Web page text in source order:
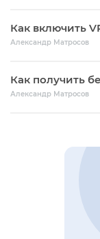
Как включить
Александр Матросов
Как получить
Александр Матросов